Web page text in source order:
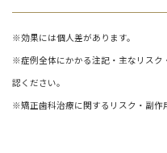
※効果には個人差があります。
※症例全体にかかる注記・主なリスク
認ください。
※矯正歯科治療に関するリスク・副作